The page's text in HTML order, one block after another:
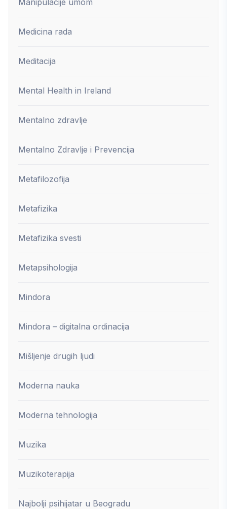
Medicina rada
Meditacija
Mental Health in Ireland
Mentalno zdravlje
Mentalno Zdravlje i Prevencija
Metafilozofija
Metafizika
Metafizika svesti
Metapsihologija
Mindora
Mindora – digitalna ordinacija
Mišljenje drugih ljudi
Moderna nauka
Moderna tehnologija
Muzika
Muzikoterapija
Najbolji psihijatar u Beogradu